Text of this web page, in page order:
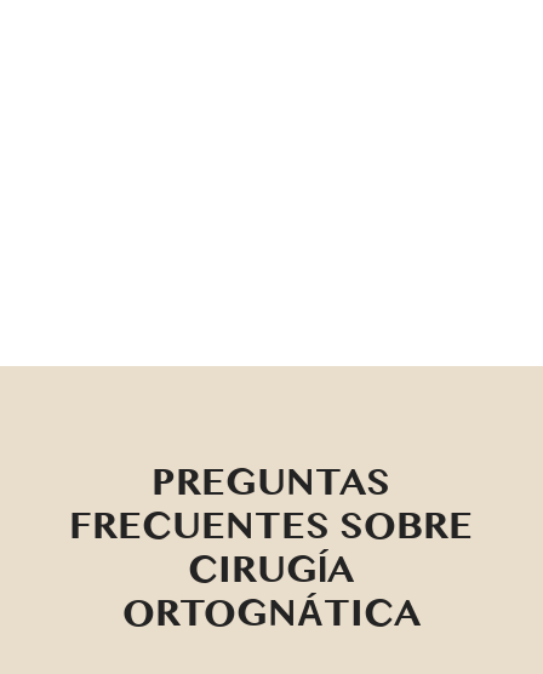
PREGUNTAS
FRECUENTES SOBRE
CIRUGÍA
ORTOGNÁTICA